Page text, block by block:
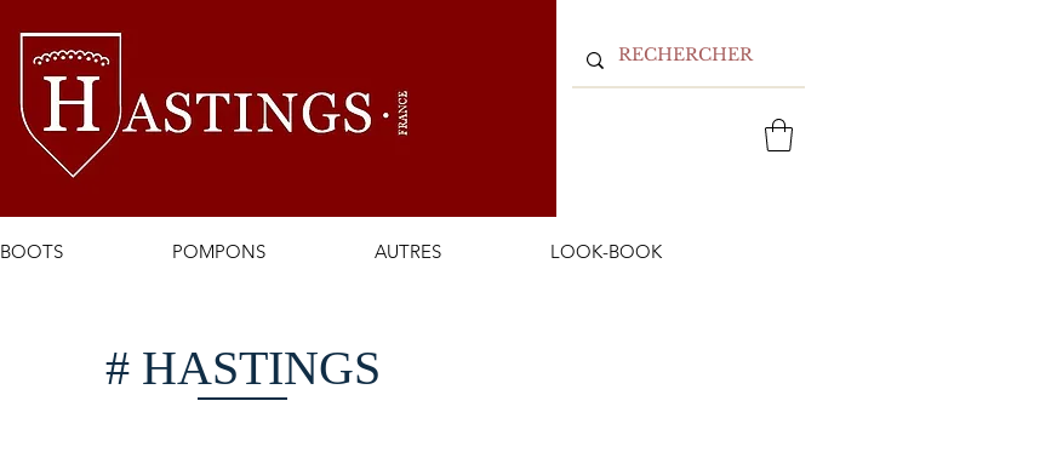
BOOTS POMPONS AUTRES LOOK-BOOK
# HASTINGS